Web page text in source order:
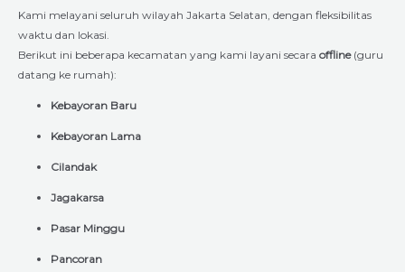
Kami melayani seluruh wilayah Jakarta Selatan, dengan fleksibilitas
waktu dan lokasi.
Berikut ini beberapa kecamatan yang kami layani secara offline(guru
datang ke rumah):
Kebayoran Baru
Kebayoran Lama
Cilandak
Jagakarsa
Pasar Minggu
Pancoran